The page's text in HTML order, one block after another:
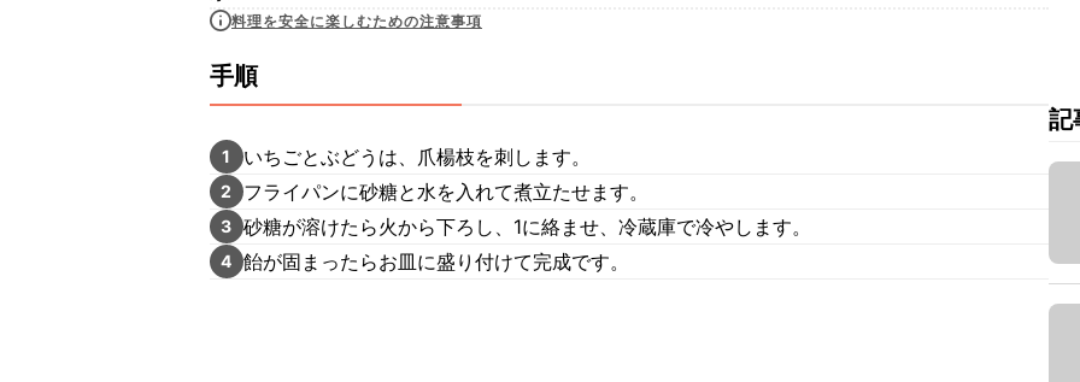
料理を安全に楽しむための注意事項
手順
1 いちごとぶどうは、爪楊枝を刺します。
2 フライパンに砂糖と水を入れて煮立たせます。
3 砂糖が溶けたら火から下ろし、1に絡ませ、冷蔵庫で冷やします。
4 飴が固まったらお皿に盛り付けて完成です。
記